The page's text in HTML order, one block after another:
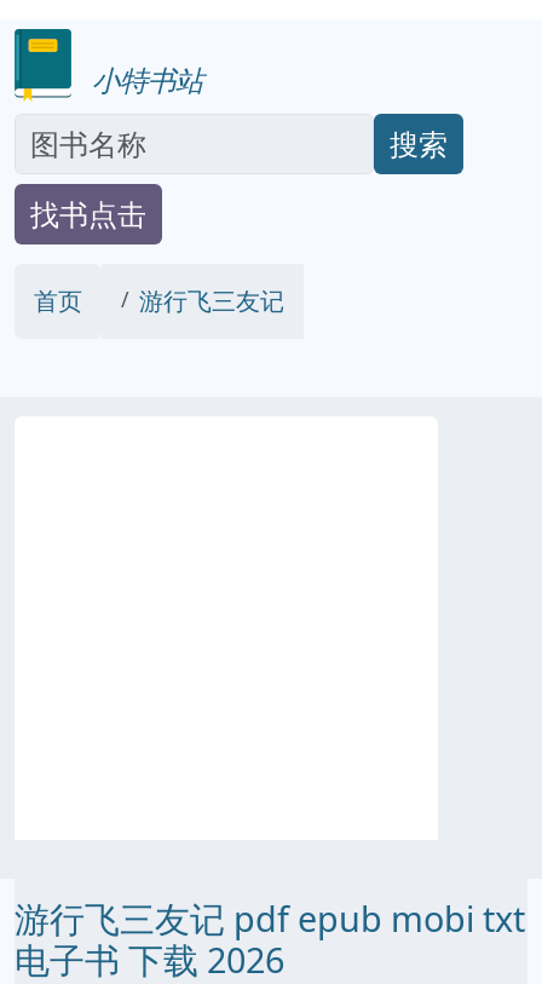
小特书站
搜索
找书点击
首页 游行飞三友记
游行飞三友记 pdf epub mobi txt
电子书 下载 2026